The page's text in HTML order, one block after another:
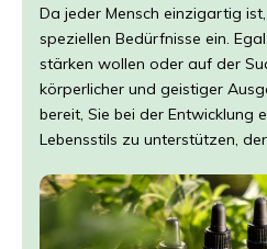
Da jeder Mensch einzigartig
speziellen Bedürfnisse ein.
stärken wollen oder auf der
körperlicher und geistiger
bereit, Sie bei der Entwicklung
Lebensstils zu unterstützen,